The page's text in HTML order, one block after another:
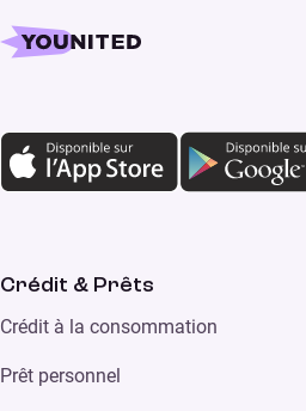
Crédit & Prêts
Crédit à la consommation
Prêt personnel